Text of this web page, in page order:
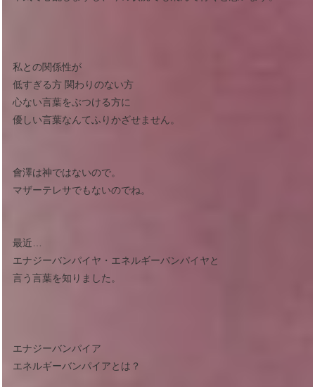
私との関係性が
低すぎる方 関わりのない方
心ない言葉をぶつける方に
優しい言葉なんてふりかざせません。
會澤は神ではないので。
マザーテレサでもないのでね。
最近…
エナジーバンパイヤ・エネルギーバンパイヤと
言う言葉を知りました。
エナジーバンパイア
エネルギーバンパイアとは？